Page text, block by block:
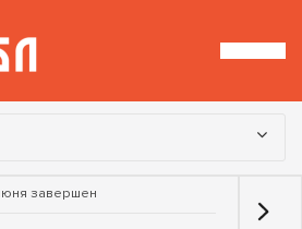
завершен